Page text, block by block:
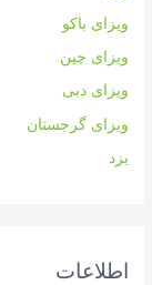
ویزای باکو
ویزای چین
ویزای دبی
ویزای گرجستان
یزد
اطلاعات